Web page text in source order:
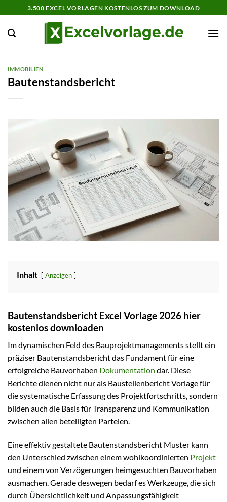
Inhalt
springen
3.500 EXCEL VORLAGEN KOSTENLOS ZUM DOWNLOAD
IMMOBILIEN
Bautenstandsbericht
Inhalt Anzeigen
Bautenstandsbericht Excel Vorlage 2026 hier
kostenlos downloaden
Im dynamischen Feld des Bauprojektmanagements stellt ein
präziser Bautenstandsbericht das Fundament für eine
erfolgreiche Bauvorhaben Dokumentation dar. Diese
Berichte dienen nicht nur als Baustellenbericht Vorlage für
die systematische Erfassung des Projektfortschritts, sondern
bilden auch die Basis für Transparenz und Kommunikation
zwischen allen beteiligten Parteien.
Eine effektiv gestaltete Bautenstandsbericht Muster kann
den Unterschied zwischen einem wohlkoordinierten Projekt
und einem von Verzögerungen heimgesuchten Bauvorhaben
ausmachen. Gerade deswegen bedarf es Werkzeuge, die sich
durch Übersichtlichkeit und Anpassungsfähigkeit